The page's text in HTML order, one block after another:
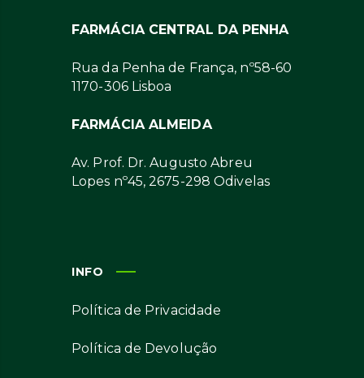
FARMÁCIA CENTRAL DA PENHA
Rua da Penha de França, nº58-60
1170-306 Lisboa
FARMÁCIA ALMEIDA
Av. Prof. Dr. Augusto Abreu
Lopes nº45, 2675-298 Odivelas
INFO
Política de Privacidade
Política de Devolução